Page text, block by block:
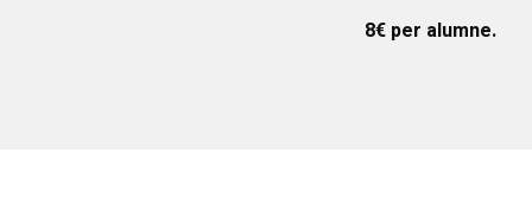
8€ per alumne.